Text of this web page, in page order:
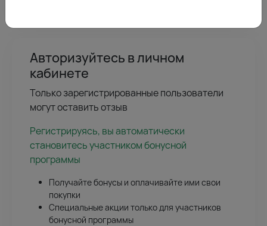
Авторизуйтесь в личном
кабинете
Только зарегистрированные пользователи
могут оставить отзыв
Регистрируясь, вы автоматически
становитесь участником бонусной
программы
Получайте бонусы и оплачивайте ими свои
покупки
Специальные акции только для участников
бонусной программы